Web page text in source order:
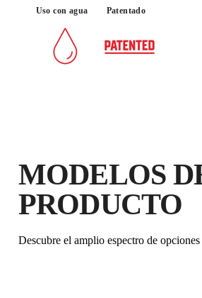
Uso con agua Patentado
MODELOS
PRODUCTO
Descubre el amplio espectro de